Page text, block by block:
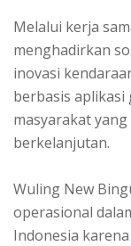
Melalui kerja
menghadirkan
inovasi
berbasis
masyarakat
berkelanjutan.
Wuling New
operasional
Indonesia